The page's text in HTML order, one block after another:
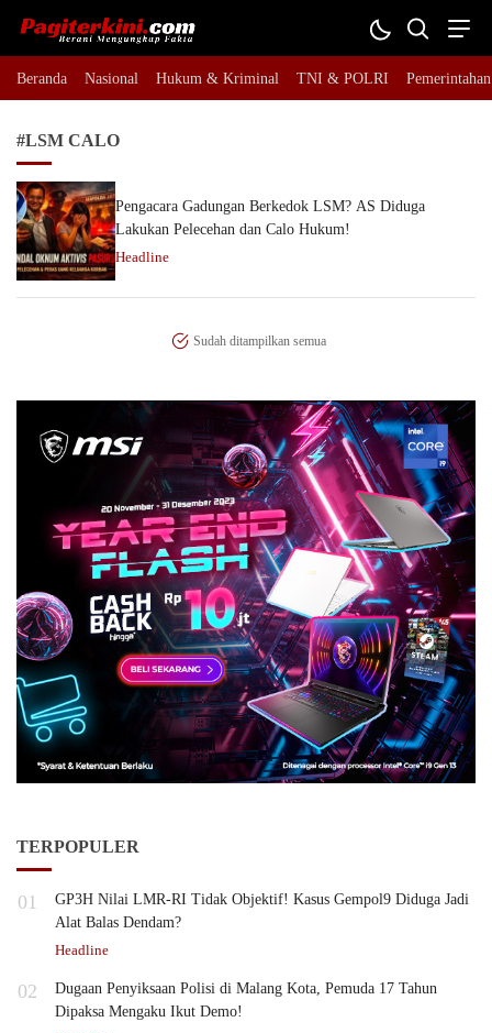
Pagiterkini.com
Berani Mengungkap Fakta
Beranda Nasional Hukum & Kriminal TNI & POLRI Pemerintahan
#LSM CALO
Pengacara Gadungan Berkedok LSM? AS Diduga
Lakukan Pelecehan dan Calo Hukum!
Headline
Sudah ditampilkan semua
TERPOPULER
01
GP3H Nilai LMR-RI Tidak Objektif! Kasus Gempol9 Diduga Jadi
Alat Balas Dendam?
Headline
02
Dugaan Penyiksaan Polisi di Malang Kota, Pemuda 17 Tahun
Dipaksa Mengaku Ikut Demo!